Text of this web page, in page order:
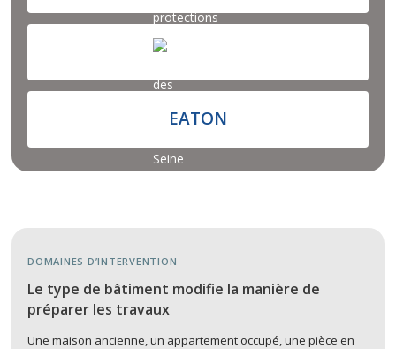
EATON
DOMAINES D’INTERVENTION
Le type de bâtiment modifie la manière de
préparer les travaux
Une maison ancienne, un appartement occupé, une pièce en